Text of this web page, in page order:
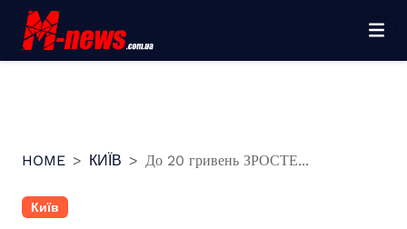
Перейти
вмісту
HOME КИЇВ До 20 гривень ЗРОСТЕ...
Київ